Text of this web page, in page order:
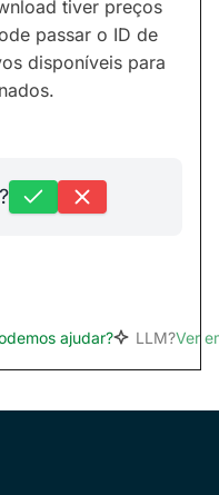
tiver preços
passar o ID de
disponíveis para
ajudar? LLM?Ver